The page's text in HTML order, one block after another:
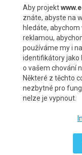
Aby projekt
znáte, abyste na
hledáte,
reklamou,
používáme my i
identifikátory jako
o vašem chování
Některé z těchto
nezbytné pro
nelze je vypnout.